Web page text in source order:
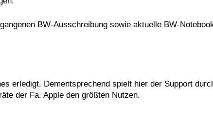
BW-Ausschreibung sowie aktuelle BW-
erledigt. Dementsprechend spielt hier der Support
der Fa. Apple den größten Nutzen.